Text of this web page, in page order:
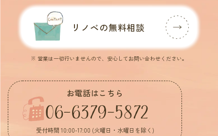
リノベの無料相談
※ 営業は一切行いませんので、安心してお問い合わせください。
お電話はこちら
06-6379-5872
受付時間 10:00-17:00 (火曜日・水曜日を除く)